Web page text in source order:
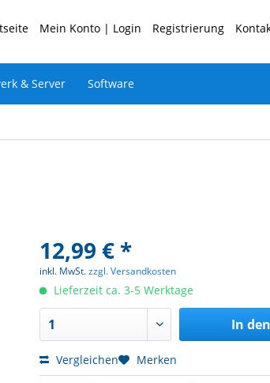
Mein Konto | Login Registrierung
& Server Software
12,99 € *
inkl. MwSt.zzgl. Versandkosten
Lieferzeit ca. 3-5 Werktage
In den
Vergleichen Merken